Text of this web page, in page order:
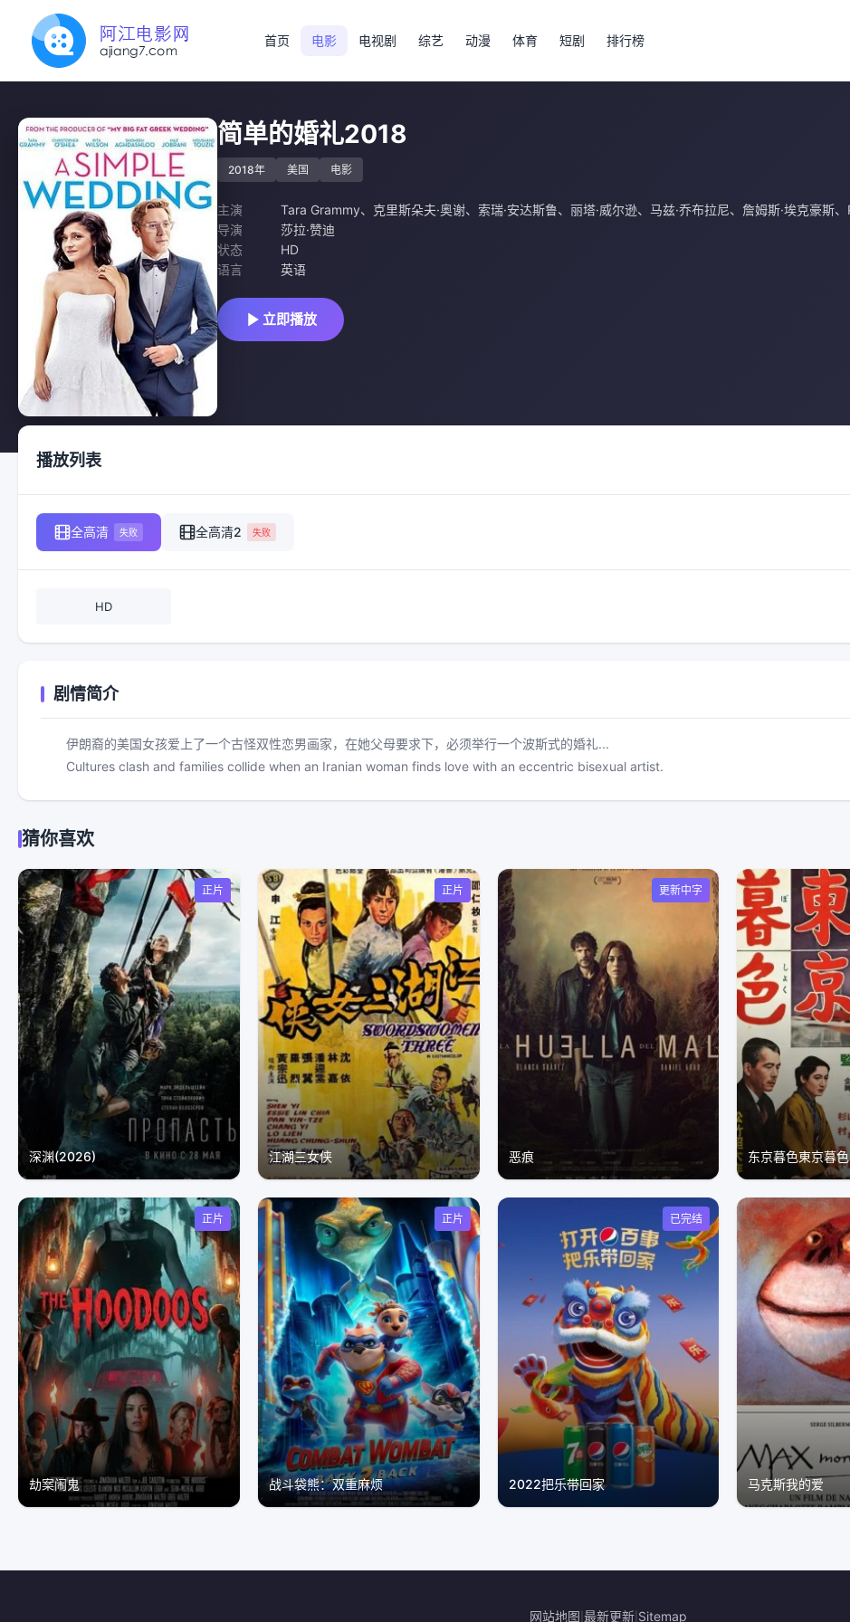
首页 电影 电视剧 综艺 动漫 体育 短剧 排行榜
简单的婚礼2018
2018年 美国 电影
主演 Tara Grammy、 克里斯朵夫·奥谢、 索瑞·安达斯鲁、 丽塔·威尔逊、 马兹·乔布拉尼、 詹姆斯·埃克豪斯、
导演
莎拉·赞迪
状态
HD
语言
英语
立即播放
播放列表
全高清 失败 全高清2 失败
HD
剧情简介
伊朗裔的美国女孩爱上了一个古怪双性恋男画家，在她父母要求下，必须举行一个波斯式的婚礼...
Cultures clash and families collide when an Iranian woman finds love with an eccentric bisexual artist.
猜你喜欢
正片
深渊(2026)
正片
江湖三女侠
更新中字
恶痕 东京暮色東京暮色
正片
劫案闹鬼
正片
战斗袋熊：双重麻烦
已完结
2022把乐带回家 马克斯我的爱
网站地图 最新更新 Sitemap